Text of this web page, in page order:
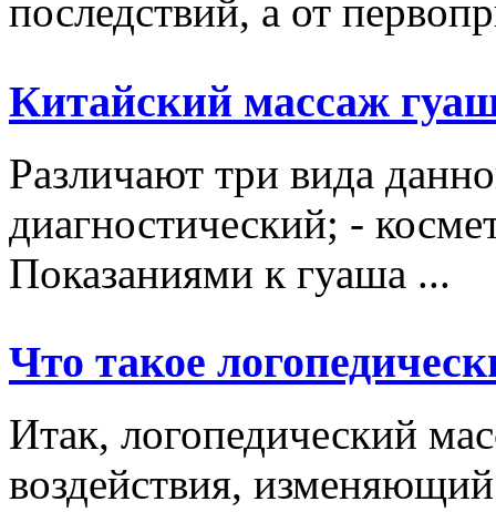
последствий, а от
Китайский массаж
Различают три вида
диагностический; -
Показаниями к гуаша ...
Что такое
Итак, логопедический
воздействия,